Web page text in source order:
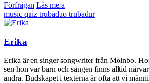
Förfrågan Läs mera
music quiz trubaduo trubadur
Erika
Erika är en singer songwriter från Mölnbo.
sen hon var barn och sången finns alltid
andra. Budskapet i texterna är ofta att vi